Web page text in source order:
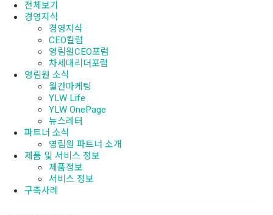
전체보기
경영지식
경영지식
CEO칼럼
영림원CEO포럼
차세대리더포럼
영림원 소식
월간마케팅
YLW Life
YLW OnePage
뉴스레터
파트너 소식
영림원 파트너 소개
제품 및 서비스 정보
제품정보
서비스 정보
구축사례